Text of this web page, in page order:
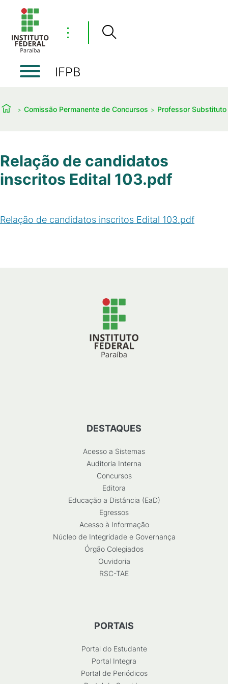
⋮
IFPB
Comissão Permanente de Concursos Professor Substituto
Relação de candidatos
inscritos Edital 103.pdf
Relação de candidatos inscritos Edital 103.pdf
DESTAQUES
Acesso a Sistemas
Auditoria Interna
Concursos
Editora
Educação a Distância (EaD)
Egressos
Acesso à Informação
Núcleo de Integridade e Governança
Órgão Colegiados
Ouvidoria
RSC-TAE
PORTAIS
Portal do Estudante
Portal Integra
Portal de Periódicos